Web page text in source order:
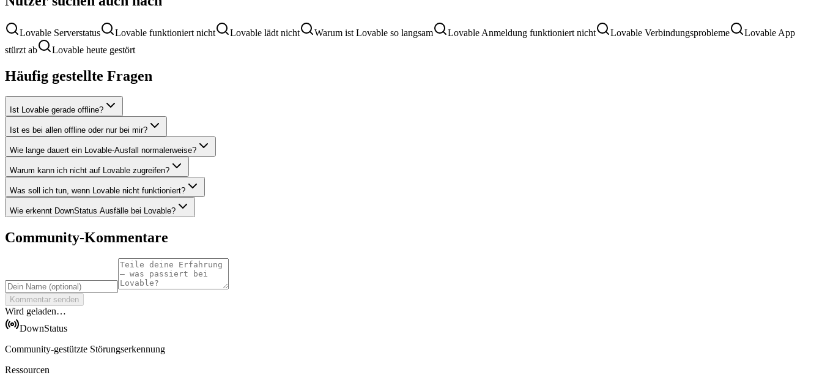
Lovable Serverstatus Lovable funktioniert nicht Lovable lädt nicht Warum ist Lovable so langsam Lovable Anmeldung funktioniert nicht Lovable Verbindungsprobleme
Lovable App
stürzt ab
Lovable heute gestört
Häufig gestellte Fragen
Ist Lovable gerade offline?
Ist es bei allen offline oder nur bei mir?
Wie lange dauert ein Lovable-Ausfall normalerweise?
Warum kann ich nicht auf Lovable zugreifen?
Was soll ich tun, wenn Lovable nicht funktioniert?
Wie erkennt DownStatus Ausfälle bei Lovable?
Community-Kommentare
Kommentar senden
Wird geladen…
DownStatus
Community-gestützte Störungserkennung
Ressourcen